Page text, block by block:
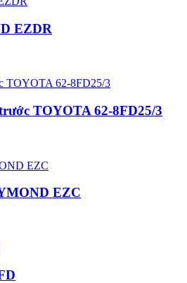
EZDR
TOYOTA 62-8FD25/3
EZC